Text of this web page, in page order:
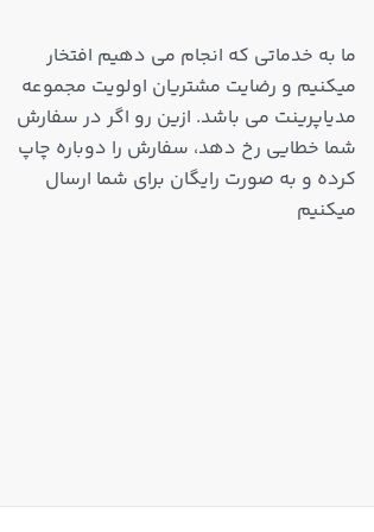
ما به خدماتی که انجام می دهیم افتخار
میکنیم و رضایت مشتریان اولویت مجموعه
مدیاپرینت می باشد. ازین رو اگر در سفارش
شما خطایی رخ دهد، سفارش را دوباره چاپ
کرده و به صورت رایگان برای شما ارسال
میکنیم